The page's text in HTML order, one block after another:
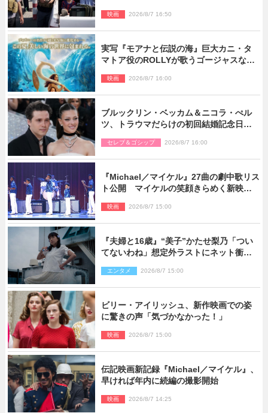
映画 2026/8/7 16:50
実写『モアナと伝説の海』巨大カニ・タ
マトア役のROLLYが歌うゴージャスな劇
映画 2026/8/7 16:00
ブルックリン・ベッカム＆ニコラ・ぺル
ツ、トラウマだらけの初回結婚記念日は
セレブ＆ゴシップ 2026/8/7 16:00
『Michael／マイケル』27曲の劇中歌リス
ト公開 マイケルの笑顔きらめく新映像
映画 2026/8/7 15:00
『夫婦と16歳』“美子”かたせ梨乃「つい
てないわね」想定外ラストにネット衝撃
り）
エンタメ 2026/8/7 15:00
ビリー・アイリッシュ、新作映画での姿
に驚きの声「気づかなかった！」
映画 2026/8/7 15:00
伝記映画新記録『Michael／マイケル』、
早ければ年内に続編の撮影開始
映画 2026/8/7 14:25